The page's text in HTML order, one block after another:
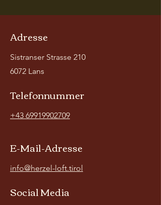
Adresse
Sistranser Strasse 210
6072 Lans
Telefonnummer
+43 69919902709
E-Mail-Adresse
info@herzel-loft.tirol
Social Media